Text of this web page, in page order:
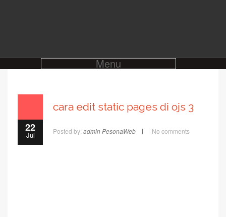
Menu
22
Jul
cara edit static pages di ojs 3
Posted by: admin PesonaWeb No comments